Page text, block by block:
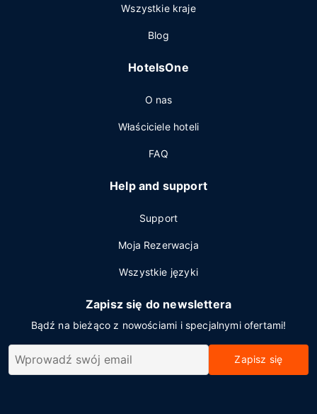
Wszystkie kraje
Blog
HotelsOne
O nas
Właściciele hoteli
FAQ
Help and support
Support
Moja Rezerwacja
Wszystkie języki
Zapisz się do newslettera
Bądź na bieżąco z nowościami i specjalnymi ofertami!
Zapisz się